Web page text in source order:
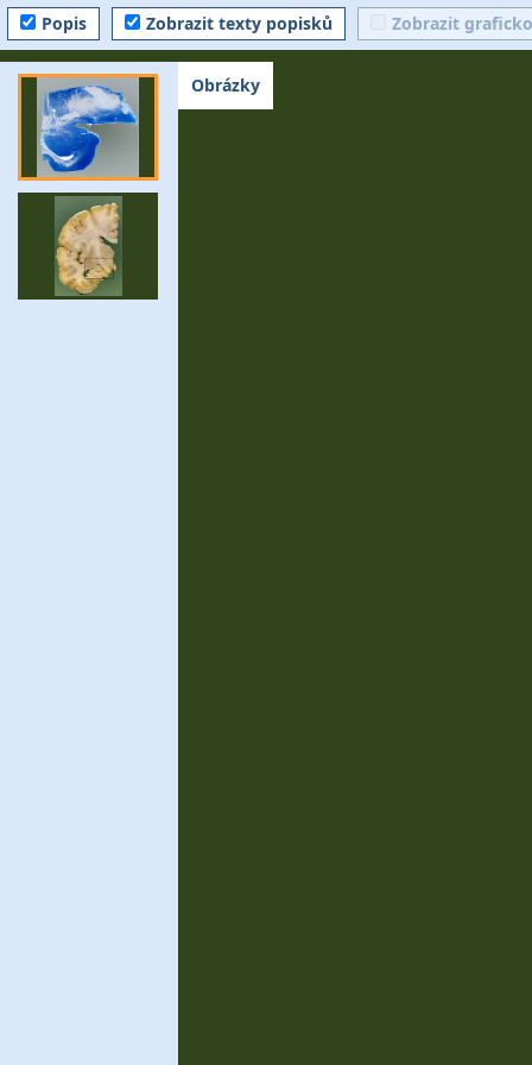
Popis Zobrazit texty popisků Zobrazit
Obrázky